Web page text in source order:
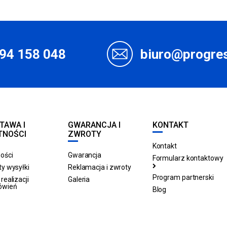
158 048
I
wysyłki
GWARANCJA I
ZWROTY
Gwarancja
Reklamacja i zwroty
Galeria
KONTAKT
Kontakt
Formularz kontaktowy
Program partnerski
Blog